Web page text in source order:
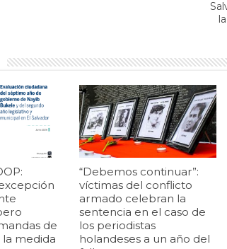
de
la medida
“Debemos continuar”:
víctimas del conflicto
armado celebran la
sentencia en el caso de
los periodistas
holandeses a un año del